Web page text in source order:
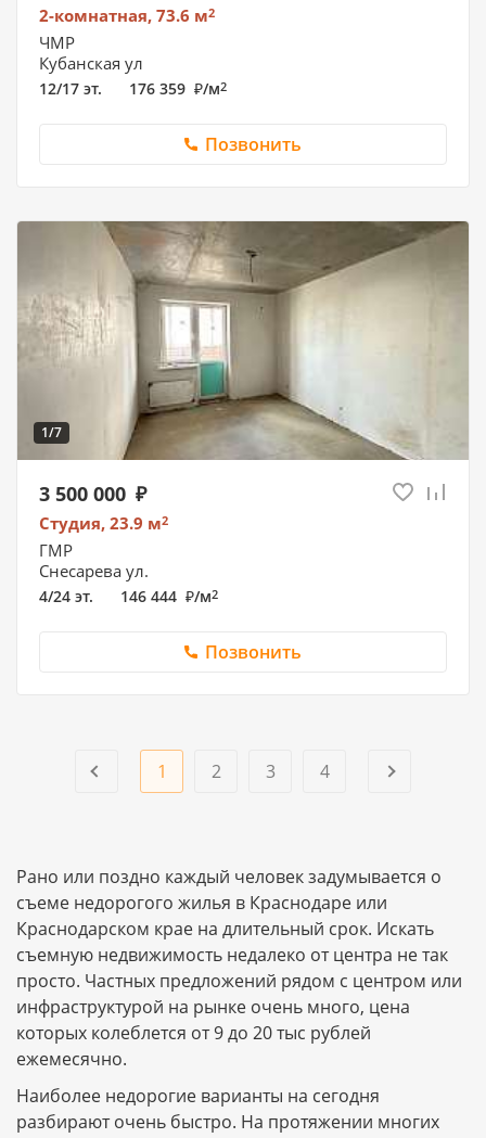
2-комнатная, 73.6 м2
ЧМР
Кубанская ул
12/17 эт. 176 359 /м2
Позвонить
1/7
3 500 000
Студия, 23.9 м2
ГМР
Снесарева ул.
4/24 эт. 146 444 /м2
Позвонить
1 2 3 4
Рано или поздно каждый человек задумывается о
съеме недорогого жилья в Краснодаре или
Краснодарском крае на длительный срок. Искать
съемную недвижимость недалеко от центра не так
просто. Частных предложений рядом с центром или
инфраструктурой на рынке очень много, цена
которых колеблется от 9 до 20 тыс рублей
ежемесячно.
Наиболее недорогие варианты на сегодня
разбирают очень быстро. На протяжении многих